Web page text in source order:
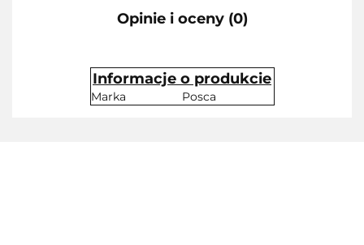
Opinie i oceny (0)
Informacje o produkcie
Marka Posca